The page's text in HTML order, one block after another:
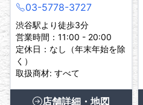
03-5778-3727
渋谷駅より徒歩3分
営業時間：11:00 - 20:00
定休日：なし（年末年始を除
く）
取扱商材: すべて
店舗詳細・地図